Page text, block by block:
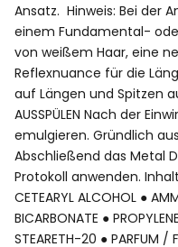
Ansatz. Hinweis: Bei der
einem Fundamental-
von weißem Haar, eine
Reflexnuance für die
auf Längen und Spitzen
AUSSPÜLEN Nach der
emulgieren. Gründlich
Abschließend das Metal
Protokoll anwenden.
CETEARYL ALCOHOL ●
BICARBONATE ●
STEARETH-20 ● PARFUM /